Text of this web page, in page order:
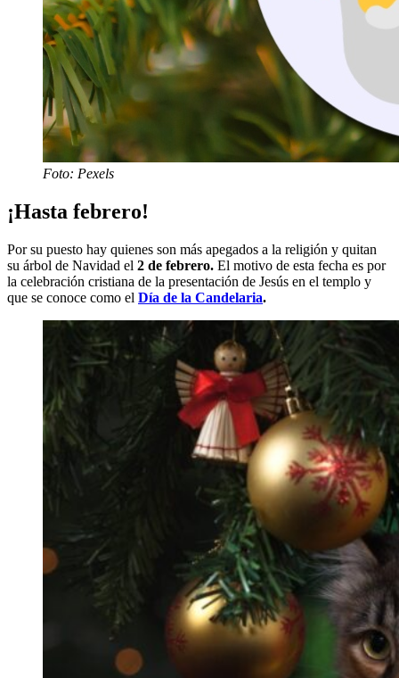
Foto: Pexels
¡Hasta febrero!
Por su puesto hay quienes son más apegados a la religión y quitan
su árbol de Navidad el 2 de febrero. El motivo de esta fecha es por
la celebración cristiana de la presentación de Jesús en el templo y
que se conoce como el Día de la Candelaria.